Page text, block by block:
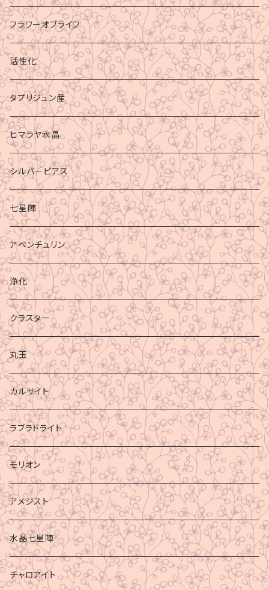
フラワーオブライフ
活性化
タプリジュン産
ヒマラヤ水晶
シルバーピアス
七星陣
アベンチュリン
浄化
クラスター
丸玉
カルサイト
ラブラドライト
モリオン
アメジスト
水晶七星陣
チャロアイト